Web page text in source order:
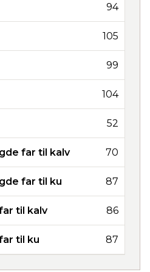
94
105
99
104
52
far til kalv 70
far til ku 87
til kalv 86
til ku 87